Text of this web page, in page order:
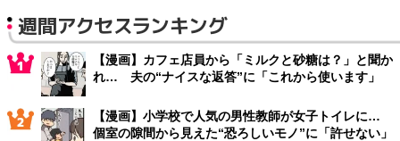
週間アクセスランキング
【漫画】カフェ店員から「ミルクと砂糖は？」と聞か
れ… 夫の“ナイスな返答”に「これから使います」
【漫画】小学校で人気の男性教師が女子トイレに…
個室の隙間から見えた“恐ろしいモノ”に「許せない」